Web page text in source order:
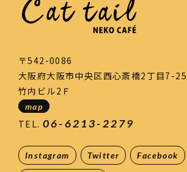
〒542-0086
大阪府大阪市中央区西心斎橋2丁目7-25
竹内ビル2Ｆ
map
TEL. 06-6213-2279
Instagram Twitter Facebook